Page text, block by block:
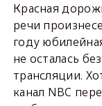
Красная
речи
году
не осталась
трансляции.
канал NBC